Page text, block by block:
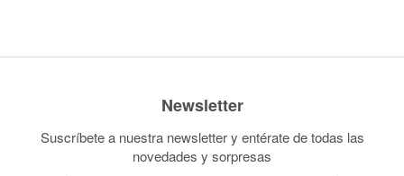
Newsletter
Suscríbete a nuestra newsletter y entérate de todas las
novedades y sorpresas